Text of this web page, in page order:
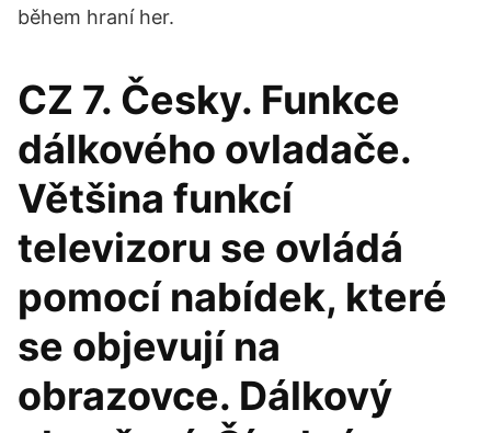
během hraní her.
CZ 7. Česky. Funkce
dálkového ovladače.
Většina funkcí
televizoru se ovládá
pomocí nabídek, které
se objevují na
obrazovce. Dálkový